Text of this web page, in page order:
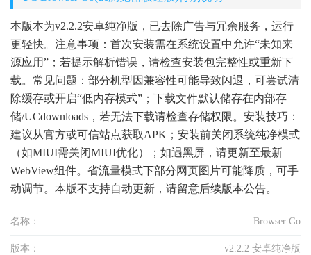
本版本为v2.2.2安卓纯净版，已去除广告与冗余服务，运行
更轻快。注意事项：首次安装需在系统设置中允许“未知来
源应用”；若提示解析错误，请检查安装包完整性或重新下
载。常见问题：部分机型因兼容性可能导致闪退，可尝试清
除缓存或开启“低内存模式”；下载文件默认储存在内部存
储/UCdownloads，若无法下载请检查存储权限。安装技巧：
建议从官方或可信站点获取APK；安装前关闭系统纯净模式
（如MIUI需关闭MIUI优化）；如遇黑屏，请更新至最新
WebView组件。省流量模式下部分网页图片可能降质，可手
动调节。本版不支持自动更新，请留意后续版本公告。
名称： Browser Go
版本： v2.2.2 安卓纯净版